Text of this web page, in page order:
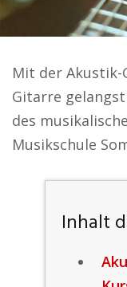
Mit der Akustik-
Gitarre
des
Musikschule
Inhalt